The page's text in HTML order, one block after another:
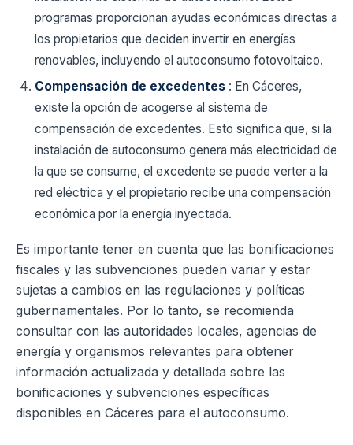
programas proporcionan ayudas económicas directas a
los propietarios que deciden invertir en energías
renovables, incluyendo el autoconsumo fotovoltaico.
Compensación de excedentes : En Cáceres,
existe la opción de acogerse al sistema de
compensación de excedentes. Esto significa que, si la
instalación de autoconsumo genera más electricidad de
la que se consume, el excedente se puede verter a la
red eléctrica y el propietario recibe una compensación
económica por la energía inyectada.
Es importante tener en cuenta que las bonificaciones
fiscales y las subvenciones pueden variar y estar
sujetas a cambios en las regulaciones y políticas
gubernamentales. Por lo tanto, se recomienda
consultar con las autoridades locales, agencias de
energía y organismos relevantes para obtener
información actualizada y detallada sobre las
bonificaciones y subvenciones específicas
disponibles en Cáceres para el autoconsumo.